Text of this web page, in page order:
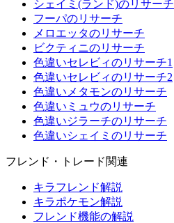
シェイミ(ランド)のリサーチ
フーパのリサーチ
メロエッタのリサーチ
ビクティニのリサーチ
色違いセレビィのリサーチ1
色違いセレビィのリサーチ2
色違いメタモンのリサーチ
色違いミュウのリサーチ
色違いジラーチのリサーチ
色違いシェイミのリサーチ
フレンド・トレード関連
キラフレンド解説
キラポケモン解説
フレンド機能の解説